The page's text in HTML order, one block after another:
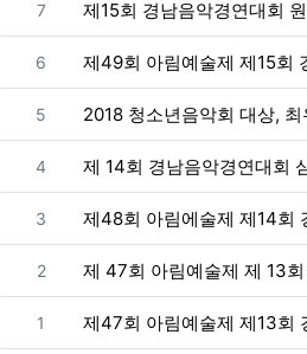
번호
7 제15회 경남음악경연대회
번호
6 제49회 아림예술제 제15회
번호
5 2018 청소년음악회 대상, 최
번호
4 제 14회 경남음악경연대회
번호
3 제48회 아림에술제 제14회
번호
2 제 47회 아림예술제 제 13
번호
1 제47회 아림예술제 제13회